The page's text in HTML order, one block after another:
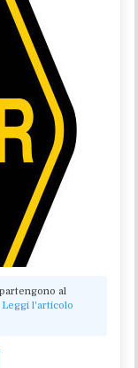
al
Leggi l'articolo